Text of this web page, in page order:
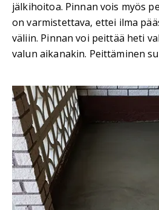
jälkihoitoa. Pinnan vois myös
on varmistettava, ettei ilma
väliin. Pinnan voi peittää heti
valun aikanakin. Peittäminen